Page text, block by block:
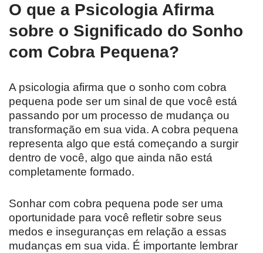
O que a Psicologia Afirma
sobre o Significado do Sonho
com Cobra Pequena?
A psicologia afirma que o sonho com cobra
pequena pode ser um sinal de que você está
passando por um processo de mudança ou
transformação em sua vida. A cobra pequena
representa algo que está começando a surgir
dentro de você, algo que ainda não está
completamente formado.
Sonhar com cobra pequena pode ser uma
oportunidade para você refletir sobre seus
medos e inseguranças em relação a essas
mudanças em sua vida. É importante lembrar